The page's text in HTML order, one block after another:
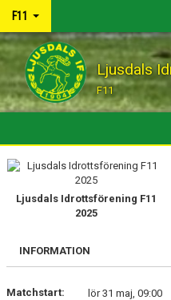
F11
Ljusdals
F11
HEM
KALENDER
Ljusdals Idrottsförening F11
2025
INFORMATION
Matchstart:
lör 31 maj, 09:00